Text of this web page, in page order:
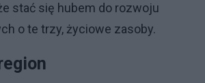
stać się hubem do rozwoju
o te trzy, życiowe zasoby.